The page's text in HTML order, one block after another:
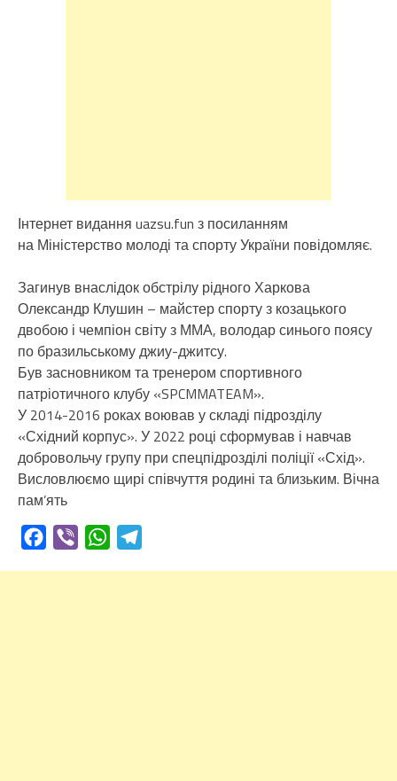
Інтернет видання uazsu.fun з посиланням
на Міністерство молоді та спорту України повідомляє.
Загинув внаслідок обстрілу рідного Харкова
Олександр Клушин – майстер спорту з козацького
двобою і чемпіон світу з ММА, володар синього поясу
по бразильському джиу-джитсу.
Був засновником та тренером спортивного
патріотичного клубу «SPCMMATEAM».
У 2014-2016 роках воював у складі підрозділу
«Східний корпус». У 2022 році сформував і навчав
добровольчу групу при спецпідрозділі поліції «Схід».
Висловлюємо щирі співчуття родині та близьким. Вічна
пам’ять
Facebook
Viber WhatsApp